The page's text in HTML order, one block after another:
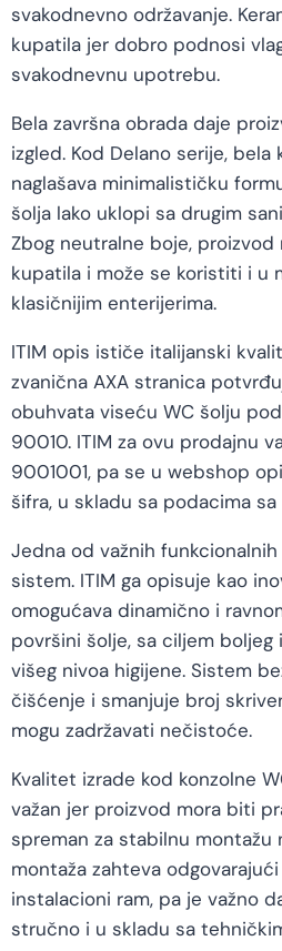
svakodnevno održavanje.
kupatila jer dobro podnosi
svakodnevnu upotrebu.
Bela završna obrada daje
izgled. Kod Delano serije,
naglašava minimalističku
šolja lako uklopi sa drugim
Zbog neutralne boje, proizvod
kupatila i može se koristiti i u
klasičnijim enterijerima.
ITIM opis ističe italijanski
zvanična AXA stranica
obuhvata viseću WC šolju
90010. ITIM za ovu prodajnu
9001001, pa se u webshop
šifra, u skladu sa podacima sa
Jedna od važnih
sistem. ITIM ga opisuje kao
omogućava dinamično i
površini šolje, sa ciljem
višeg nivoa higijene. Sistem
čišćenje i smanjuje broj
mogu zadržavati nečistoće.
Kvalitet izrade kod konzolne
važan jer proizvod mora biti
spreman za stabilnu montažu
montaža zahteva
instalacioni ram, pa je važno
stručno i u skladu sa